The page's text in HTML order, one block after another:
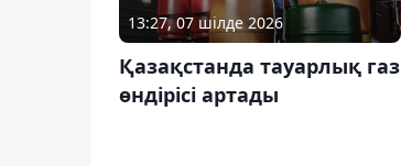
13:27, 07 шілде 2026
Қазақстанда тауарлық газ
өндірісі артады